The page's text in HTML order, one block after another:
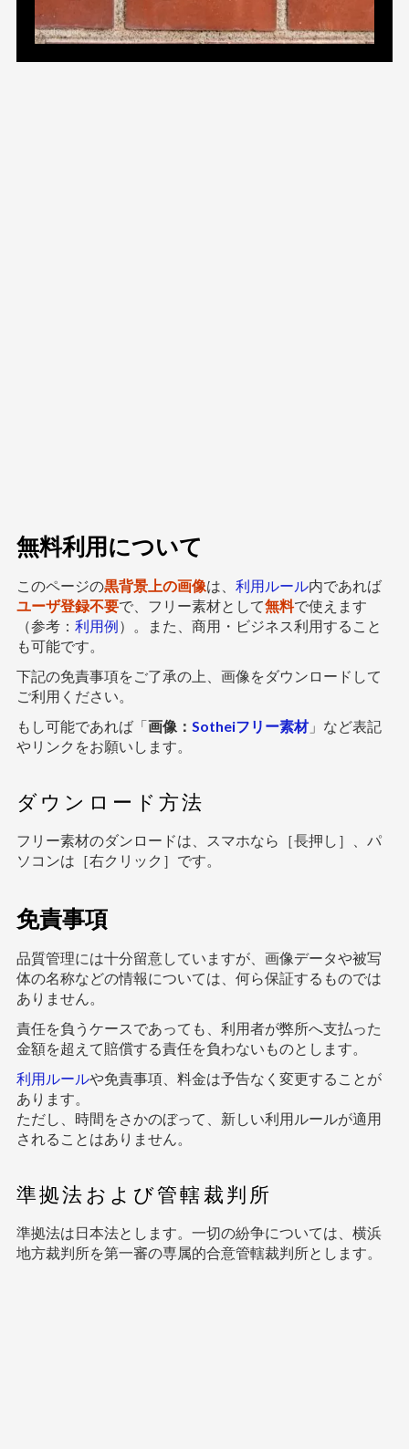
無料利用について
このページの黒背景上の画像は、 利用ルール内であれば
ユーザ登録不要で、フリー素材として無料で使えます
（参考： 利用例）。また、商用・ビジネス利用すること
も可能です。
下記の免責事項をご了承の上、画像をダウンロードして
ご利用ください。
もし可能であれば「画像： Sotheiフリー素材」など表記
やリンクをお願いします。
ダウンロード方法
フリー素材のダンロードは、スマホなら［長押し］、パ
ソコンは［右クリック］です。
免責事項
品質管理には十分留意していますが、画像データや被写
体の名称などの情報については、何ら保証するものでは
ありません。
責任を負うケースであっても、利用者が弊所へ支払った
金額を超えて賠償する責任を負わないものとします。
利用ルールや免責事項、料金は予告なく変更することが
あります。
ただし、時間をさかのぼって、新しい利用ルールが適用
されることはありません。
準拠法および管轄裁判所
準拠法は日本法とします。一切の紛争については、横浜
地方裁判所を第一審の専属的合意管轄裁判所とします。